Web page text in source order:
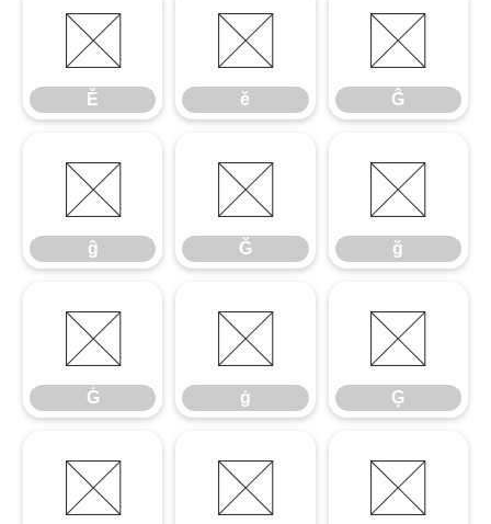
Ě
Ě
ě
ě
Ĝ
Ĝ
ĝ
ĝ
Ğ
Ğ
ğ
ğ
Ġ
Ġ
ġ
ġ
Ģ
Ģ
ģ Ĥ ĥ